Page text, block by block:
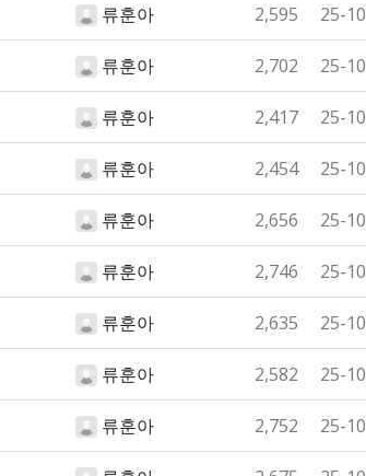
류훈아 2,595 25-
류훈아 2,702 25-
류훈아 2,417 25-
류훈아 2,454 25-
류훈아 2,656 25-
류훈아 2,746 25-
류훈아 2,635 25-
류훈아 2,582 25-
류훈아 2,752 25-